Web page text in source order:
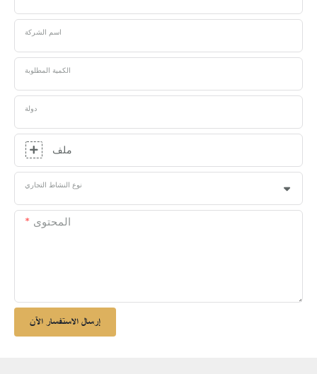
اسم الشركة
الكمية المطلوبة
دولة
ملف
نوع النشاط التجاري
المحتوى
إرسال الاستفسار الآن